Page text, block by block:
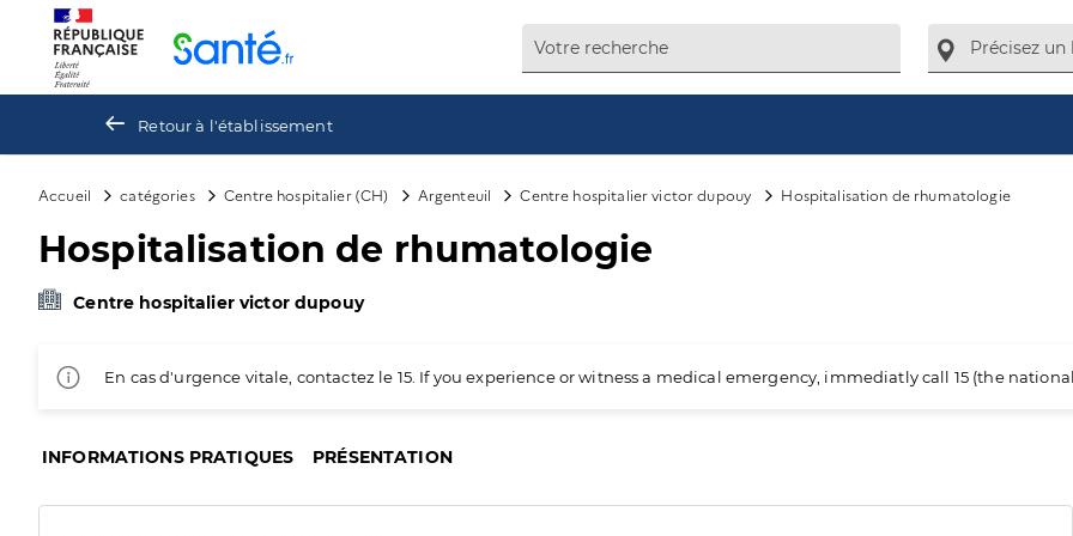
Retour à l'établissement
Accueil catégories Centre hospitalier (CH) Argenteuil Centre hospitalier victor dupouy Hospitalisation de rhumatologie
Hospitalisation de rhumatologie
Centre hospitalier victor dupouy
En cas d'urgence vitale, contactez le 15. If you experience or witness a medical emergency, immediatly call 15 (the
INFORMATIONS PRATIQUES PRÉSENTATION
Panneau de gestion des cookies